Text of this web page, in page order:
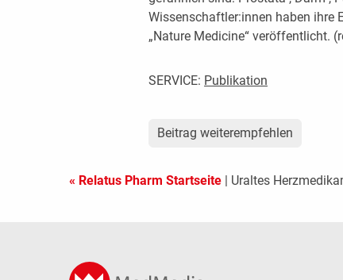
Wissenschaftler:innen haben ihre
„Nature Medicine“ veröffentlicht.
SERVICE: Publikation
Beitrag weiterempfehlen
« Relatus Pharm Startseite | Uraltes